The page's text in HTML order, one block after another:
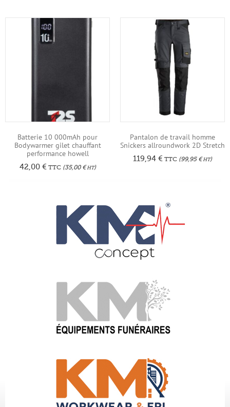
Batterie 10 000mAh pour
Bodywarmer gilet chauffant
performance howell
42,00 €TTC(35,00 €HT)
Pantalon de travail homme
Snickers allroundwork 2D Stretch
119,94 € TTC (99,95 €HT)